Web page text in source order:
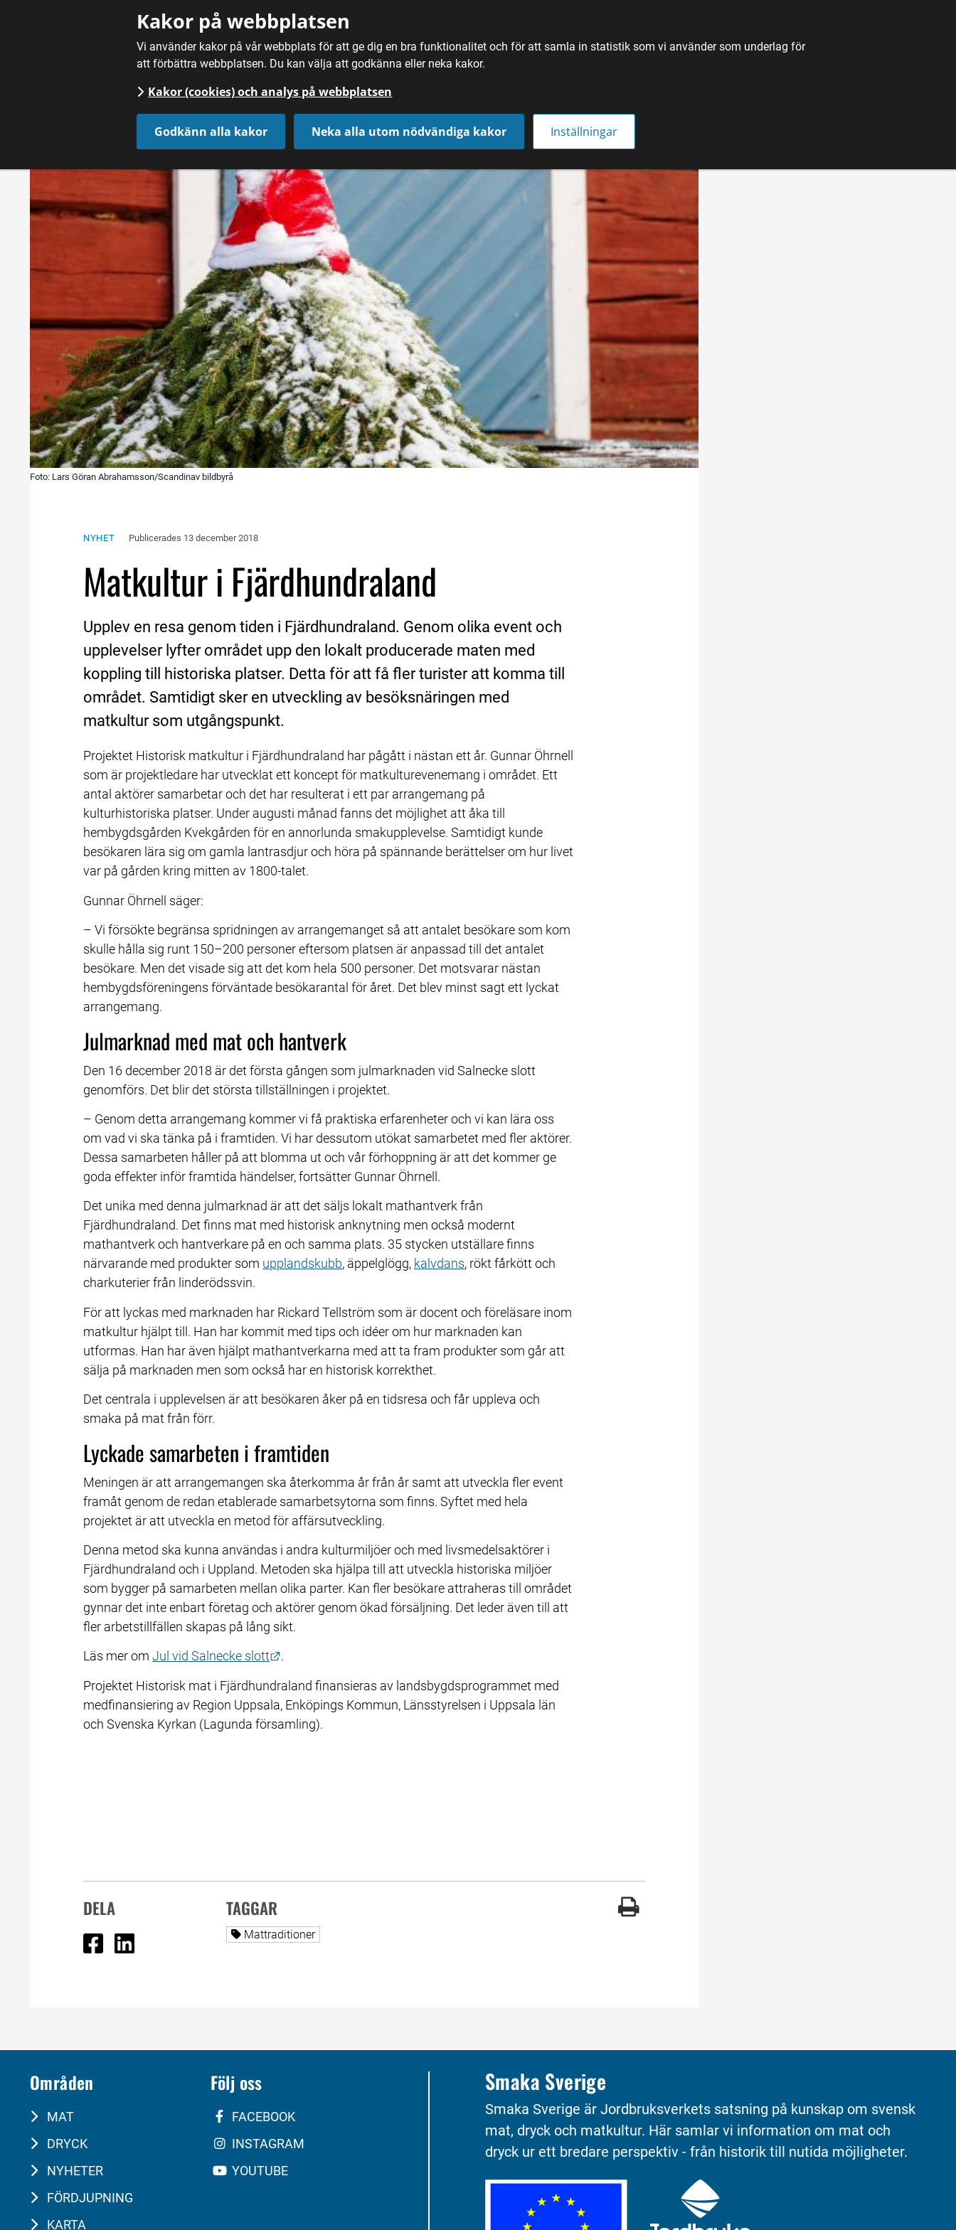
Kakor på webbplatsen
Vi använder kakor på vår webbplats för att ge dig en bra funktionalitet och för att samla in statistik som vi använder som underlag för
att förbättra webbplatsen. Du kan välja att godkänna eller neka kakor.
Kakor (cookies) och analys på webbplatsen
Godkänn alla kakor Neka alla utom nödvändiga kakor Inställningar
FÖRDJUPNING
Foto: Lars Göran Abrahamsson/Scandinav bildbyrå
NYHET Publicerades 13 december 2018
Matkultur i Fjärdhundraland
Upplev en resa genom tiden i Fjärdhundraland. Genom olika event och
upplevelser lyfter området upp den lokalt producerade maten med
koppling till historiska platser. Detta för att få fler turister att komma till
området. Samtidigt sker en utveckling av besöksnäringen med
matkultur som utgångspunkt.
Projektet Historisk matkultur i Fjärdhundraland har pågått i nästan ett år. Gunnar Öhrnell
som är projektledare har utvecklat ett koncept för matkulturevenemang i området. Ett
antal aktörer samarbetar och det har resulterat i ett par arrangemang på
kulturhistoriska platser. Under augusti månad fanns det möjlighet att åka till
hembygdsgården Kvekgården för en annorlunda smakupplevelse. Samtidigt kunde
besökaren lära sig om gamla lantrasdjur och höra på spännande berättelser om hur livet
var på gården kring mitten av 1800-talet.
Gunnar Öhrnell säger:
– Vi försökte begränsa spridningen av arrangemanget så att antalet besökare som kom
skulle hålla sig runt 150–200 personer eftersom platsen är anpassad till det antalet
besökare. Men det visade sig att det kom hela 500 personer. Det motsvarar nästan
hembygdsföreningens förväntade besökarantal för året. Det blev minst sagt ett lyckat
arrangemang.
Julmarknad med mat och hantverk
Den 16 december 2018 är det första gången som julmarknaden vid Salnecke slott
genomförs. Det blir det största tillställningen i projektet.
– Genom detta arrangemang kommer vi få praktiska erfarenheter och vi kan lära oss
om vad vi ska tänka på i framtiden. Vi har dessutom utökat samarbetet med fler aktörer.
Dessa samarbeten håller på att blomma ut och vår förhoppning är att det kommer ge
goda effekter inför framtida händelser, fortsätter Gunnar Öhrnell.
Det unika med denna julmarknad är att det säljs lokalt mathantverk från
Fjärdhundraland. Det finns mat med historisk anknytning men också modernt
mathantverk och hantverkare på en och samma plats. 35 stycken utställare finns
närvarande med produkter som upplandskubb, äppelglögg, kalvdans, rökt fårkött och
charkuterier från linderödssvin.
För att lyckas med marknaden har Rickard Tellström som är docent och föreläsare inom
matkultur hjälpt till. Han har kommit med tips och idéer om hur marknaden kan
utformas. Han har även hjälpt mathantverkarna med att ta fram produkter som går att
sälja på marknaden men som också har en historisk korrekthet.
Det centrala i upplevelsen är att besökaren åker på en tidsresa och får uppleva och
smaka på mat från förr.
Lyckade samarbeten i framtiden
Meningen är att arrangemangen ska återkomma år från år samt att utveckla fler event
framåt genom de redan etablerade samarbetsytorna som finns. Syftet med hela
projektet är att utveckla en metod för affärsutveckling.
Denna metod ska kunna användas i andra kulturmiljöer och med livsmedelsaktörer i
Fjärdhundraland och i Uppland. Metoden ska hjälpa till att utveckla historiska miljöer
som bygger på samarbeten mellan olika parter. Kan fler besökare attraheras till området
gynnar det inte enbart företag och aktörer genom ökad försäljning. Det leder även till att
fler arbetstillfällen skapas på lång sikt.
Läs mer om Jul vid Salnecke slott Länk till annan webbplats.
.
Projektet Historisk mat i Fjärdhundraland finansieras av landsbygdsprogrammet med
medfinansiering av Region Uppsala, Enköpings Kommun, Länsstyrelsen i Uppsala län
och Svenska Kyrkan (Lagunda församling).
DELA
Dela på Facebook
Dela på Linked In
TAGGAR
Alla sidor taggade med
Mattraditioner
Områden
MAT
DRYCK
NYHETER
FÖRDJUPNING
KARTA
Följ oss
FACEBOOK
INSTAGRAM
YOUTUBE
Smaka Sverige
Smaka Sverige är Jordbruksverkets satsning på kunskap om svensk
mat, dryck och matkultur. Här samlar vi information om mat och
dryck ur ett bredare perspektiv - från historik till nutida möjligheter.